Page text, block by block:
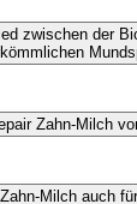
zwischen der
mit
schlecht
Zahn-Milch
mit einem
Milch auch